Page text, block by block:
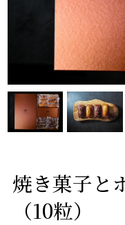
焼き菓子と
（10粒）